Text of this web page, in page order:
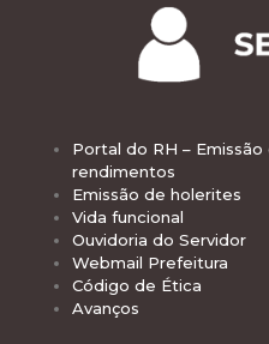
Portal do RH –
rendimentos
Emissão de holerites
Vida funcional
Ouvidoria do Servidor
Webmail Prefeitura
Código de Ética
Avanços